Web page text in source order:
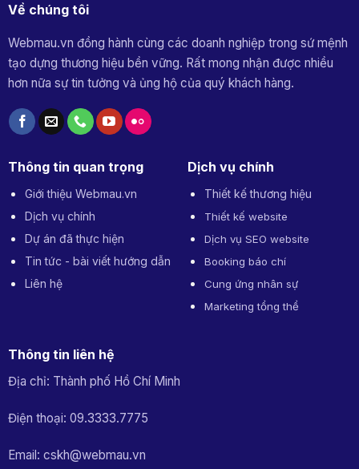
Về chúng tôi
Webmau.vn đồng hành cùng các doanh nghiệp trong sứ mệnh
tạo dựng thương hiệu bền vững. Rất mong nhận được nhiều
hơn nữa sự tin tưởng và ủng hộ của quý khách hàng.
Thông tin quan trọng
Giới thiệu Webmau.vn
Dịch vụ chính
Dự án đã thực hiện
Tin tức - bài viết hướng dẫn
Liên hệ
Dịch vụ chính
Thiết kế thương hiệu
Thiết kế website
Dịch vụ SEO website
Booking báo chí
Cung ứng nhân sự
Marketing tổng thể
Thông tin liên hệ
Địa chỉ: Thành phố Hồ Chí Minh
Điện thoại: 09.3333.7775
Email: cskh@webmau.vn